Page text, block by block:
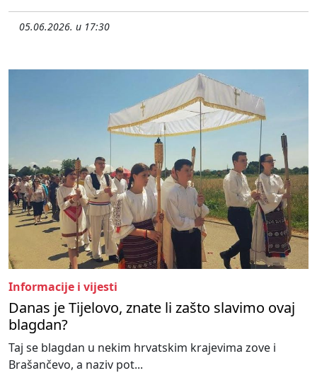
05.06.2026. u 17:30
Informacije i vijesti
Danas je Tijelovo, znate li zašto slavimo ovaj
blagdan?
Taj se blagdan u nekim hrvatskim krajevima zove i
Brašančevo, a naziv pot...